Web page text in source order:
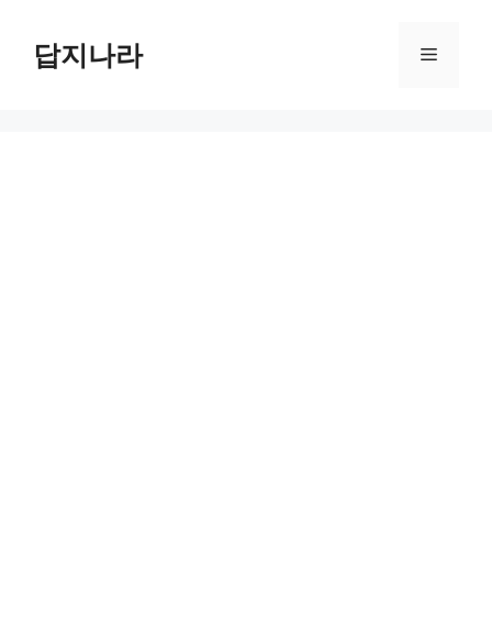
답지나라 메